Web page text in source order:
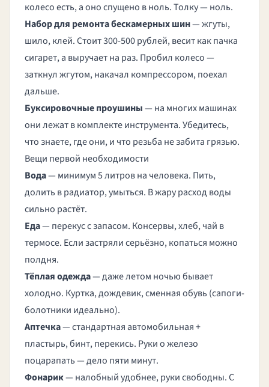
колесо есть, а оно спущено в ноль. Толку — ноль.
Набор для ремонта бескамерных шин— жгуты,
шило, клей. Стоит 300-500 рублей, весит как пачка
сигарет, а выручает на раз. Пробил колесо —
заткнул жгутом, накачал компрессором, поехал
дальше.
Буксировочные проушины— на многих машинах
они лежат в комплекте инструмента. Убедитесь,
что знаете, где они, и что резьба не забита грязью.
Вещи первой необходимости
Вода— минимум 5 литров на человека. Пить,
долить в радиатор, умыться. В жару расход воды
сильно растёт.
Еда— перекус с запасом. Консервы, хлеб, чай в
термосе. Если застряли серьёзно, копаться можно
полдня.
Тёплая одежда— даже летом ночью бывает
холодно. Куртка, дождевик, сменная обувь (сапоги-
болотники идеально).
Аптечка— стандартная автомобильная +
пластырь, бинт, перекись. Руки о железо
поцарапать — дело пяти минут.
Фонарик— налобный удобнее, руки свободны. С